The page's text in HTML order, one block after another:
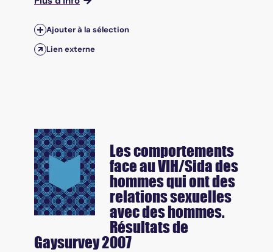
Ajouter à la sélection
Lien externe
Les comportements
face au VIH/Sida des
hommes qui ont des
relations sexuelles
avec des hommes.
Résultats de
Gaysurvey 2007